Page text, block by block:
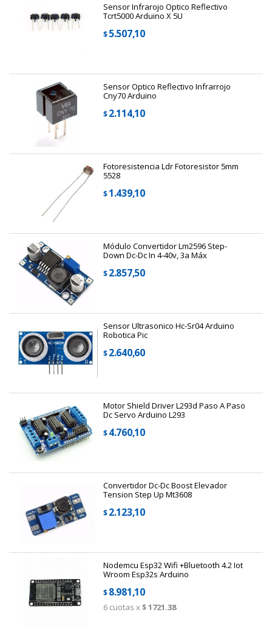
Sensor Infrarojo Optico Reflectivo
Tcrt5000 Arduino X 5U
$5.507,10
Sensor Optico Reflectivo Infrarrojo
Cny70 Arduino
$2.114,10
Fotoresistencia Ldr Fotoresistor 5mm
5528
$1.439,10
Módulo Convertidor Lm2596 Step-
Down Dc-Dc In 4-40v, 3a Máx
$2.857,50
Sensor Ultrasonico Hc-Sr04 Arduino
Robotica Pic
$2.640,60
Motor Shield Driver L293d Paso A Paso
Dc Servo Arduino L293
$4.760,10
Convertidor Dc-Dc Boost Elevador
Tension Step Up Mt3608
$2.123,10
Nodemcu Esp32 Wifi +bluetooth 4.2 Iot
Wroom Esp32s Arduino
$8.981,10
6cuotas x$ 1721.38